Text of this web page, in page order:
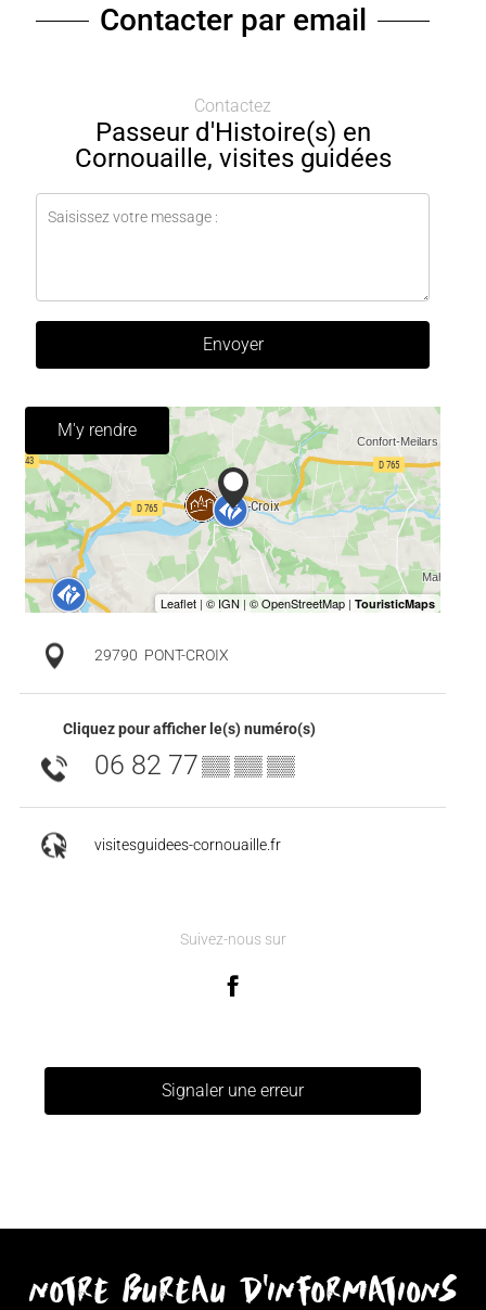
Contacter par email
Contactez
Passeur d'Histoire(s) en
Cornouaille, visites guidées
Envoyer
M'y rendre
29790 PONT-CROIX
Cliquez pour afficher le(s) numéro(s)
06 82 77▒▒ ▒▒ ▒▒
visitesguidees-cornouaille.fr
Suivez-nous sur
Signaler une erreur
notre bureau d'informations